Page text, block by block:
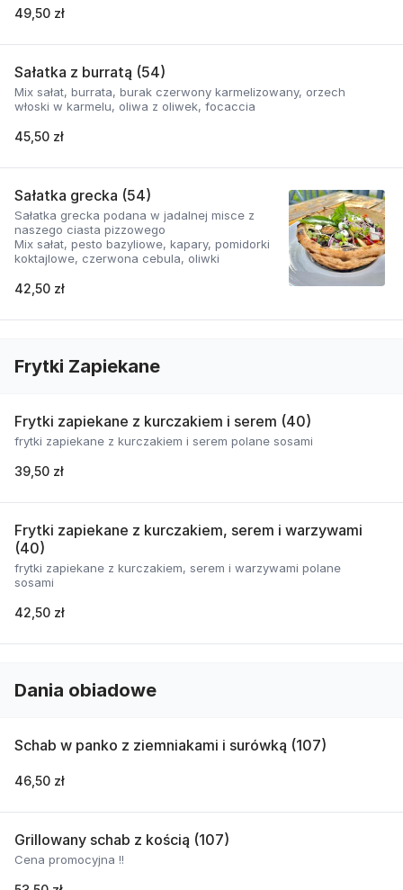
49,50 zł
Sałatka z burratą (54)
Mix sałat, burrata, burak czerwony karmelizowany, orzech
włoski w karmelu, oliwa z oliwek, focaccia
45,50 zł
Sałatka grecka (54)
Sałatka grecka podana w jadalnej misce z
naszego ciasta pizzowego
Mix sałat, pesto bazyliowe, kapary, pomidorki
koktajlowe, czerwona cebula, oliwki
42,50 zł
Frytki Zapiekane
Frytki zapiekane z kurczakiem i serem (40)
frytki zapiekane z kurczakiem i serem polane sosami
39,50 zł
Frytki zapiekane z kurczakiem, serem i warzywami
(40)
frytki zapiekane z kurczakiem, serem i warzywami polane
sosami
42,50 zł
Dania obiadowe
Schab w panko z ziemniakami i surówką (107)
46,50 zł
Grillowany schab z kością (107)
Cena promocyjna !!